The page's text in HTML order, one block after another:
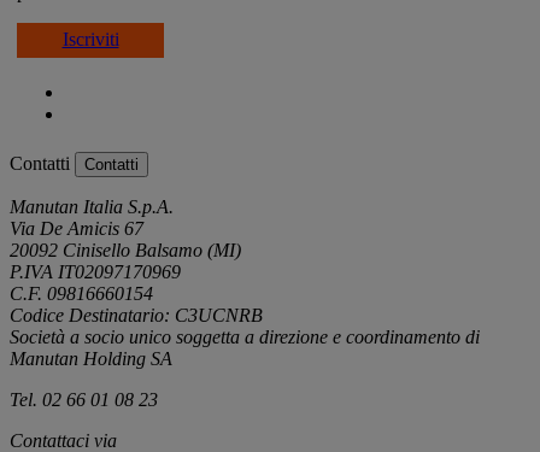
Iscriviti
Contatti Contatti
Manutan Italia S.p.A.
Via De Amicis 67
20092 Cinisello Balsamo (MI)
P.IVA IT02097170969
C.F. 09816660154
Codice Destinatario: C3UCNRB
Società a socio unico soggetta a direzione e coordinamento di
Manutan Holding SA
Tel. 02 66 01 08 23
Contattaci via